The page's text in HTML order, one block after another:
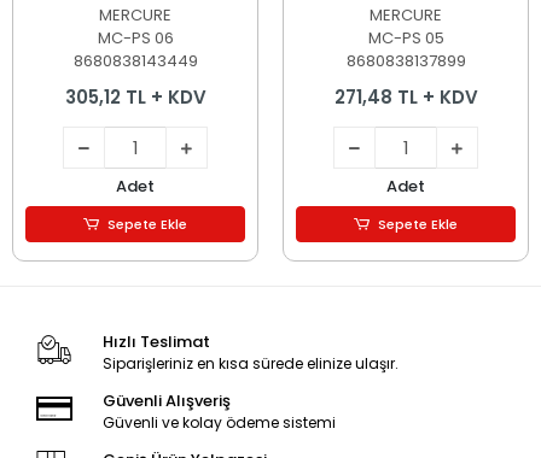
MERCURE
MC-PS 06
8680838143449
305,12 TL + KDV
Adet
Sepete Ekle
MERCURE
MC-PS 05
8680838137899
271,48 TL + KDV
Adet
Sepete Ekle
Hızlı Teslimat
Siparişleriniz en kısa sürede elinize ulaşır.
Güvenli Alışveriş
Güvenli ve kolay ödeme sistemi